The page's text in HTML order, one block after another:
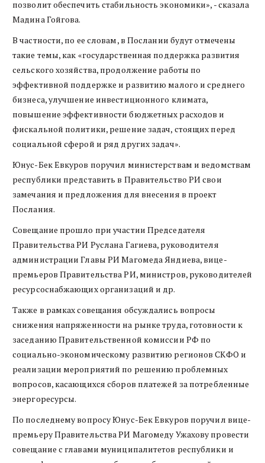
позволит обеспечить стабильность экономики», - сказала
Мадина Гойгова.
В частности, по ее словам, в Послании будут отмечены
такие темы, как «государственная поддержка развития
сельского хозяйства, продолжение работы по
эффективной поддержке и развитию малого и среднего
бизнеса, улучшение инвестиционного климата,
повышение эффективности бюджетных расходов и
фискальной политики, решение задач, стоящих перед
социальной сферой и ряд других задач».
Юнус-Бек Евкуров поручил министерствам и ведомствам
республики представить в Правительство РИ свои
замечания и предложения для внесения в проект
Послания.
Совещание прошло при участии Председателя
Правительства РИ Руслана Гагиева, руководителя
администрации Главы РИ Магомеда Яндиева, вице-
премьеров Правительства РИ, министров, руководителей
ресурсоснабжающих организаций и др.
Также в рамках совещания обсуждались вопросы
снижения напряженности на рынке труда, готовности к
заседанию Правительственной комиссии РФ по
социально-экономическому развитию регионов СКФО и
реализации мероприятий по решению проблемных
вопросов, касающихся сборов платежей за потребленные
энергоресурсы.
По последнему вопросу Юнус-Бек Евкуров поручил вице-
премьеру Правительства РИ Магомеду Ужахову провести
совещание с главами муниципалитетов республики и